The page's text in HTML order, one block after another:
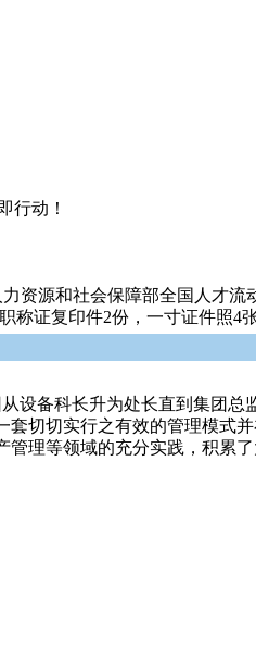
行动！
资源和社会保障部全国人才流
证复印件2份，一寸证件照4张
设备科长升为处长直到集团
切切实行之有效的管理模式
理等领域的充分实践，积累